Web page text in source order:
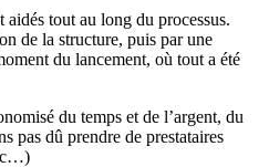
aidés tout au long du processus.
de la structure, puis par une
du lancement, où tout a été
du temps et de l’argent, du
pas dû prendre de prestataires